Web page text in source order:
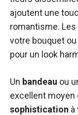
ajoutent une
romantisme. Les
votre bouquet
pour un look
Un bandeau ou
excellent moyen
sophistication à